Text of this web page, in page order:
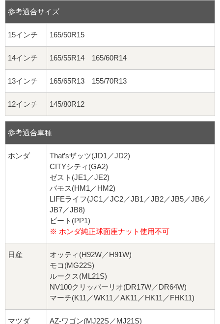
参考適合サイズ
15インチ 165/50R15
14インチ 165/55R14 165/60R14
13インチ 165/65R13 155/70R13
12インチ 145/80R12
参考適合車種
ホンダ
That’sザッツ(JD1／JD2)
CITYシティ(GA2)
ゼスト(JE1／JE2)
バモス(HM1／HM2)
LIFEライフ(JC1／JC2／JB1／JB2／JB5／JB6／
JB7／JB8)
ビート(PP1)
※ ホンダ純正球面座ナット使用不可
日産
オッティ(H92W／H91W)
モコ(MG22S)
ルークス(ML21S)
NV100クリッパーリオ(DR17W／DR64W)
マーチ(K11／WK11／AK11／HK11／FHK11)
マツダ AZ-ワゴン(MJ22S／MJ21S)